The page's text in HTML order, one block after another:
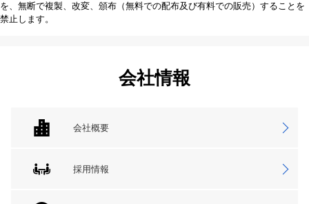
を、無断で複製、改変、頒布（無料での配布及び有料での販売）することを
禁止します。
会社情報
会社概要
採用情報